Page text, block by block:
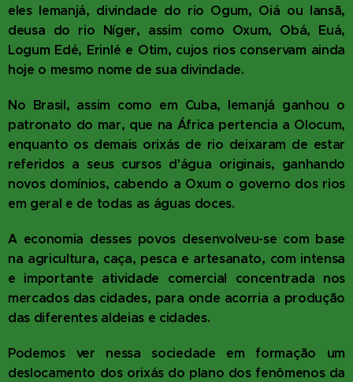
eles Iemanjá, divindade do rio Ogum, Oiá ou Iansã,
deusa do rio Níger, assim como Oxum, Obá, Euá,
Logum Edé, Erinlé e Otim, cujos rios conservam ainda
hoje o mesmo nome de sua divindade.
No Brasil, assim como em Cuba, Iemanjá ganhou o
patronato do mar, que na África pertencia a Olocum,
enquanto os demais orixás de rio deixaram de estar
referidos a seus cursos d'água originais, ganhando
novos domínios, cabendo a Oxum o governo dos rios
em geral e de todas as águas doces.
A economia desses povos desenvolveu-se com base
na agricultura, caça, pesca e artesanato, com intensa
e importante atividade comercial concentrada nos
mercados das cidades, para onde acorria a produção
das diferentes aldeias e cidades.
Podemos ver nessa sociedade em formação um
deslocamento dos orixás do plano dos fenômenos da